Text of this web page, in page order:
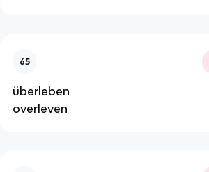
65
überleben
overleven